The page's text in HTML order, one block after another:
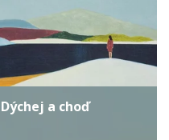
Dýchej a choď